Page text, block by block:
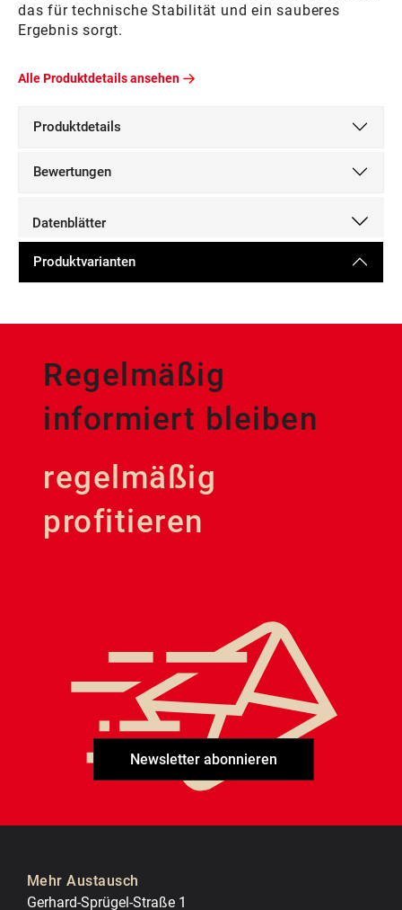
das für technische Stabilität und ein sauberes
Ergebnis sorgt.
Alle Produktdetails ansehen
Produktdetails
Bewertungen
Datenblätter
Produktvarianten
Regelmäßig
informiert bleiben
regelmäßig
profitieren
Newsletter abonnieren
Mehr Austausch
Gerhard-Sprügel-Straße 1